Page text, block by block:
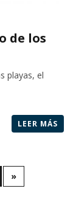
de los
playas, el
LEER MÁS
»